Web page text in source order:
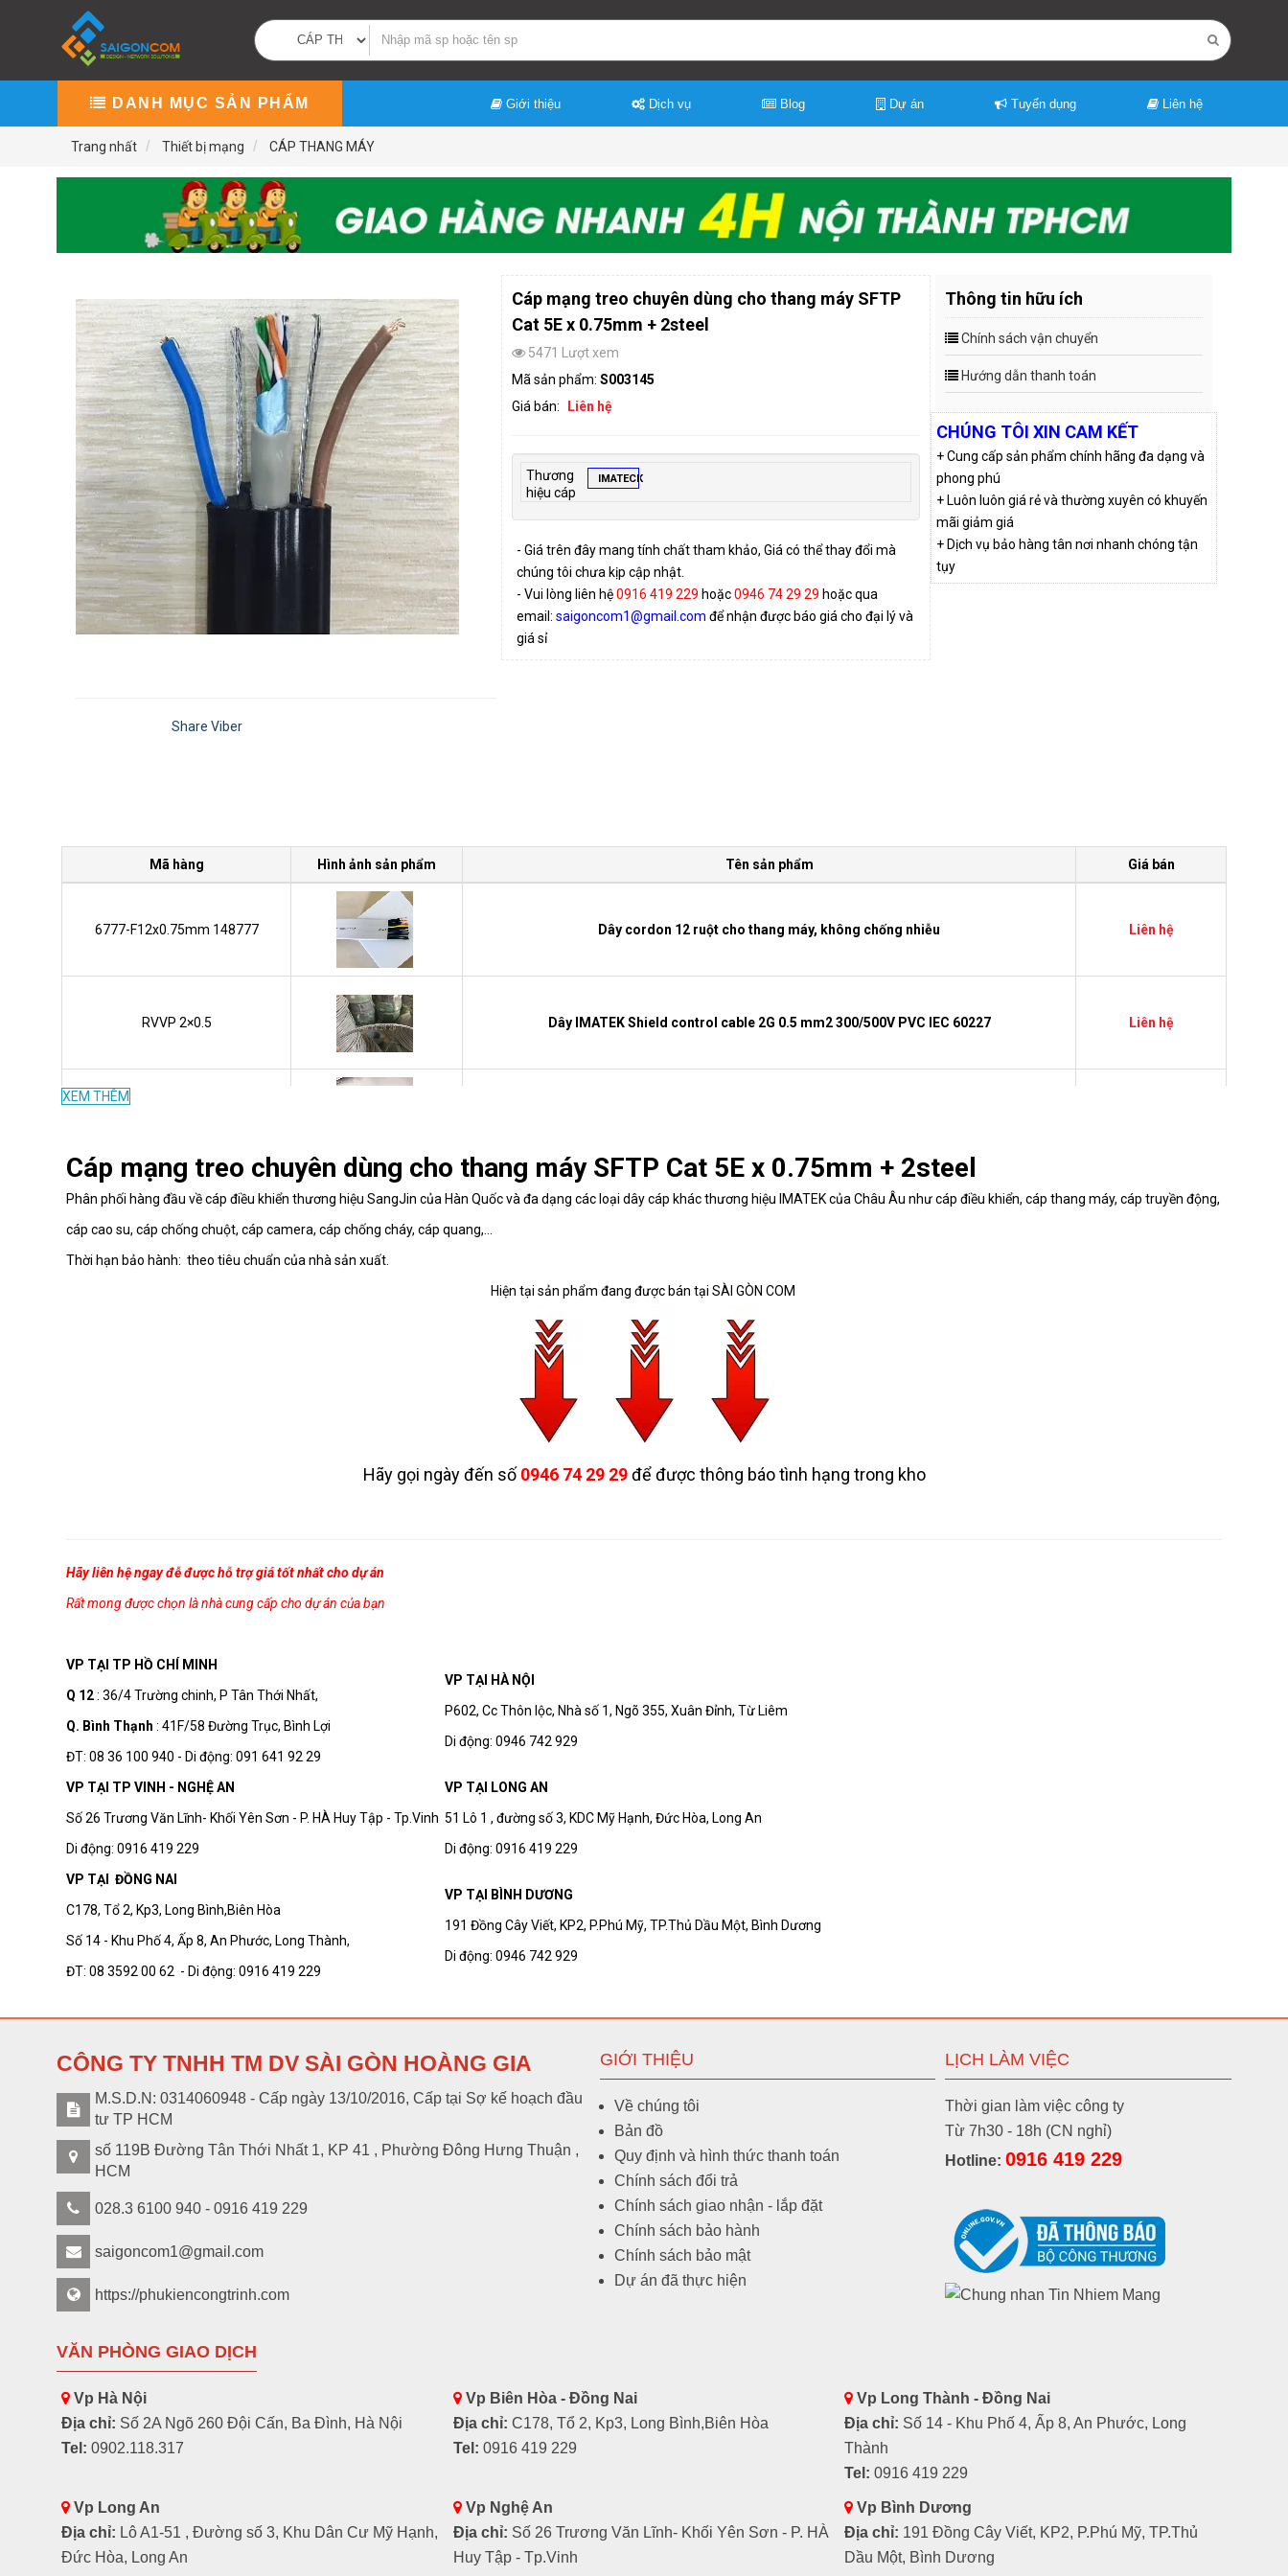
DANH MỤC SẢN PHẨM Giới thiệu Dịch vụ Blog Dự án Tuyển dụng Liên hệ
Trang nhất Thiết bị mạng CÁP THANG MÁY
Share Viber
Cáp mạng treo chuyên dùng cho thang máy SFTP
Cat 5E x 0.75mm + 2steel
5471 Lượt xem
Mã sản phẩm: S003145
Giá bán:
Liên hệ
Thương
hiệu cáp
IMATECK
- Giá trên đây mang tính chất tham khảo, Giá có thể thay đổi mà
chúng tôi chưa kịp cập nhật.
- Vui lòng liên hệ0916 419 229 hoặc0946 74 29 29 hoặc qua
email: saigoncom1@gmail.com để nhận được báo giá cho đại lý và
giá sỉ
Thông tin hữu ích
Chính sách vận chuyển
Hướng dẫn thanh toán
CHÚNG TÔI XIN CAM KẾT
+ Cung cấp sản phẩm chính hãng đa dạng và
phong phú
+ Luôn luôn giá rẻ và thường xuyên có khuyến
mãi giảm giá
+ Dịch vụ bảo hàng tân nơi nhanh chóng tận
tụy
Mã hàng Hình ảnh sản phẩm Tên sản phẩm Giá bán
6777-F12x0.75mm 148777 Dây cordon 12 ruột cho thang máy, không chống nhiễu Liên hệ
RVVP 2×0.5 Dây IMATEK Shield control cable 2G 0.5 mm2 300/500V PVC IEC 60227 Liên hệ
S003144 Cáp mạng chống nhiễu SFTP Cat 5E 4.250.000 VND
Cáp mạng treo chuyên dùng cho thang máy FTP CAT5E 0.75MM+ 2 STELL
Cáp dùng cho thang máy UTP CAT5E 0.75MM+ 2 STELL
XEM THÊM
Cáp mạng treo chuyên dùng cho thang máy SFTP Cat 5E x 0.75mm + 2steel
Phân phối hàng đầu về cáp điều khiển thương hiệu SangJin của Hàn Quốc và đa dạng các loại dây cáp khác thương hiệu IMATEK của Châu Âu như cáp điều khiển, cáp thang máy, cáp truyền động,
cáp cao su, cáp chống chuột, cáp camera, cáp chống cháy, cáp quang,...
Thời hạn bảo hành: theo tiêu chuẩn của nhà sản xuất.
Hiện tại sản phẩm đang được bán tại SÀI GÒN COM
Hãy gọi ngày đến số0946 74 29 29để được thông báo tình hạng trong kho
Hãy liên hệ ngay đễ được hỗ trợ giá tốt nhất cho dự án
Rất mong được chọn là nhà cung cấp cho dự án của bạn
VP TẠI TP HỒ CHÍ MINH
Q 12: 36/4 Trường chinh, P Tân Thới Nhất,
Q. Bình Thạn h : 41F/58 Đường Trục, Bình Lợi
ĐT: 08 36 100 940 - Di động: 091 641 92 29
VP TẠI HÀ NỘI
P602, Cc Thôn lộc, Nhà số 1, Ngõ 355, Xuân Đỉnh, Từ Liêm
Di động: 0946 742 929
VP TẠI TP VINH - NGHỆ AN
Số 26 Trương Văn Lĩnh- Khối Yên Sơn - P. HÀ Huy Tập - Tp.Vinh
Di động: 0916 419 229
VP TẠI LONG AN
51 Lô 1 , đường số 3, KDC Mỹ Hạnh, Đức Hòa, Long An
Di động: 0916 419 229
VP TẠI ĐỒNG NAI
C178, Tổ 2, Kp3, Long Bình,Biên Hòa
Số 14 - Khu Phố 4, Ấp 8, An Phước, Long Thành,
ĐT: 08 3592 00 62 - Di động: 0916 419 229
VP TẠI BÌNH DƯƠNG
191 Đồng Cây Viết, KP2, P.Phú Mỹ, TP.Thủ Dầu Một, Bình Dương
Di động: 0946 742 929
CÔNG TY TNHH TM DV SÀI GÒN HOÀNG GIA
M.S.D.N: 0314060948 - Cấp ngày 13/10/2016, Cấp tại Sợ kế hoạch đầu
tư TP HCM
số 119B Đường Tân Thới Nhất 1, KP 41 , Phường Đông Hưng Thuận ,
HCM
028.3 6100 940 - 0916 419 229
saigoncom1@gmail.com
https://phukiencongtrinh.com
GIỚI THIỆU
Về chúng tôi
Bản đồ
Quy định và hình thức thanh toán
Chính sách đổi trả
Chính sách giao nhận - lắp đặt
Chính sách bảo hành
Chính sách bảo mật
Dự án đã thực hiện
LỊCH LÀM VIỆC
Thời gian làm việc công ty
Từ 7h30 - 18h (CN nghỉ)
Hotline: 0916 419 229
VĂN PHÒNG GIAO DỊCH
Vp Hà Nội
Địa chỉ: Số 2A Ngõ 260 Đội Cấn, Ba Đình, Hà Nội
Tel: 0902.118.317
Vp Biên Hòa - Đồng Nai
Địa chỉ: C178, Tổ 2, Kp3, Long Bình,Biên Hòa
Tel: 0916 419 229
Vp Long Thành - Đồng Nai
Địa chỉ: Số 14 - Khu Phố 4, Ấp 8, An Phước, Long
Thành
Tel: 0916 419 229
Vp Long An
Địa chỉ: Lô A1-51 , Đường số 3, Khu Dân Cư Mỹ Hạnh,
Đức Hòa, Long An
Vp Nghệ An
Địa chỉ: Số 26 Trương Văn Lĩnh- Khối Yên Sơn - P. HÀ
Huy Tập - Tp.Vinh
Vp Bình Dương
Địa chỉ: 191 Đồng Cây Viết, KP2, P.Phú Mỹ, TP.Thủ
Dầu Một, Bình Dương